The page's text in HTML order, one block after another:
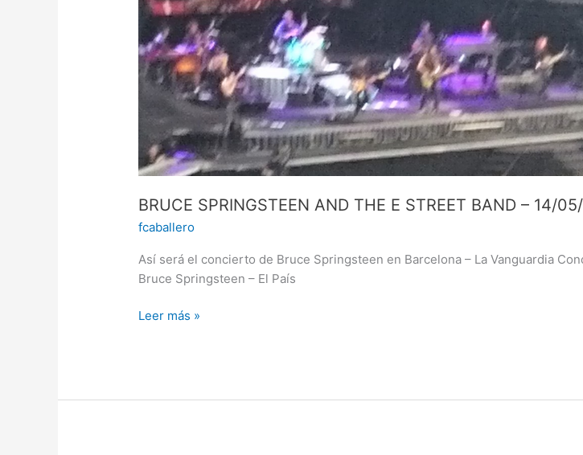
BRUCE SPRINGSTEEN AND THE E STREET BAND – 14/
fcaballero
Así será el concierto de Bruce Springsteen en Barcelona – La Vanguardia
Bruce Springsteen – El País
BAND
14/05/2016
Leer más »